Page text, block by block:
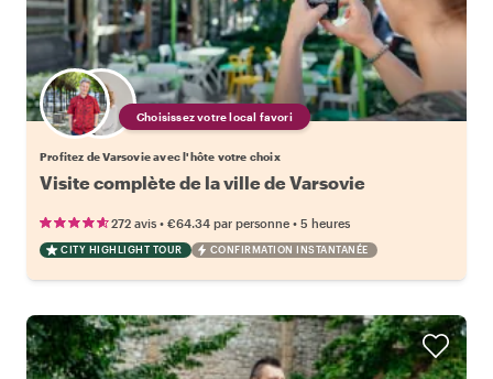
Choisissez votre local favori
Profitez de Varsovie avec l'hôte votre choix
Visite complète de la ville de Varsovie
272 avis • €64.34 par personne • 5 heures
CITY HIGHLIGHT TOUR CONFIRMATION INSTANTANÉE